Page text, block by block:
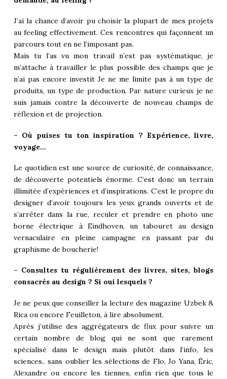
J’ai la chance d’avoir pu choisir la plupart de mes projets
au feeling effectivement. Ces rencontres qui façonnent un
parcours tout en ne l’imposant pas.
Mais tu l’as vu mon travail n’est pas systématique, je
m’attache à travailler le plus possible des champs que je
n’ai pas encore investit Je ne me limite pas à un type de
produits, un type de production. Par nature curieux je ne
suis jamais contre la découverte de nouveau champs de
réflexion et de projection.
– Où puises tu ton inspiration ? Expérience, livre,
voyage…
Le quotidien est une source de curiosité, de connaissance,
de découverte potentiels énorme. C’est donc un terrain
illimitée d’expériences et d’inspirations. C’est le propre du
designer d’avoir toujours les yeux grands ouverts et de
s’arrêter dans la rue, reculer et prendre en photo une
borne électrique à Eindhoven, un tabouret au design
vernaculaire en pleine campagne en passant par du
graphisme de boucherie!
– Consultes tu régulièrement des livres, sites, blogs
consacrés au design ? Si oui lesquels ?
Je ne peux que conseiller la lecture des magazine Uzbek &
Rica ou encore Feuilleton, à lire absolument.
Après j’utilise des aggrégateurs de flux pour suivre un
certain nombre de blog qui ne sont que rarement
spécialisé dans le design mais plutôt dans l’info, les
sciences.. sans oublier les sélections de Flo, Jo Yana, Éric,
Alexandre ou encore les tiennes, enfin rien que tous le